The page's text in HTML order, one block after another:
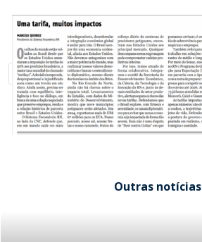
Outras notícias